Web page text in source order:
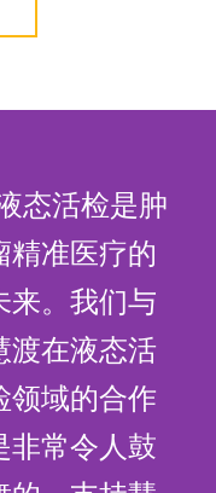
态活检是肿
精准医疗的
来。我们与
渡在液态活
领域的合作
非常令人鼓